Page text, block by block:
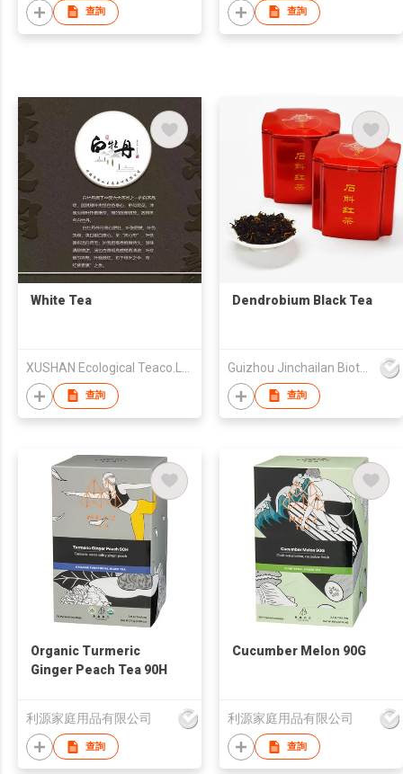
查詢 查詢
White Tea
查詢
Dendrobium Black Tea
Guizhou Jinchailan Biotechnology Co., Ltd.
查詢
Organic Turmeric
Ginger Peach Tea 90H
利源家庭用品有限公司
查詢
Cucumber Melon 90G
利源家庭用品有限公司
查詢